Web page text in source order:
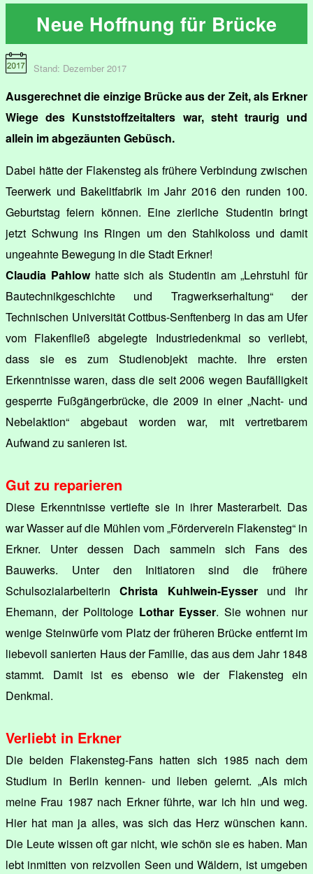
Neue Hoffnung für Brücke
Stand: Dezember 2017
Ausgerechnet die einzige Brücke aus der Zeit, als Erkner
Wiege des Kunststoffzeitalters war, steht traurig und
allein im abgezäunten Gebüsch.
Dabei hätte der Flakensteg als frühere Verbindung zwischen
Teerwerk und Bakelitfabrik im Jahr 2016 den runden 100.
Geburtstag feiern können. Eine zierliche Studentin bringt
jetzt Schwung ins Ringen um den Stahlkoloss und damit
ungeahnte Bewegung in die Stadt Erkner!
Claudia Pahlowhatte sich als Studentin am „Lehrstuhl für
Bautechnikgeschichte und Tragwerkserhaltung“ der
Technischen Universität Cottbus-Senftenberg in das am Ufer
vom Flakenfließ abgelegte Industriedenkmal so verliebt,
dass sie es zum Studienobjekt machte. Ihre ersten
Erkenntnisse waren, dass die seit 2006 wegen Baufälligkeit
gesperrte Fußgängerbrücke, die 2009 in einer „Nacht- und
Nebelaktion“ abgebaut worden war, mit vertretbarem
Aufwand zu sanieren ist.
Gut zu reparieren
Diese Erkenntnisse vertiefte sie in ihrer Masterarbeit. Das
war Wasser auf die Mühlen vom „Förderverein Flakensteg“ in
Erkner. Unter dessen Dach sammeln sich Fans des
Bauwerks. Unter den Initiatoren sind die frühere
SchulsozialarbeiterinChrista Kuhlwein-Eysserund ihr
Ehemann, der Politologe Lothar Eysser. Sie wohnen nur
wenige Steinwürfe vom Platz der früheren Brücke entfernt im
liebevoll sanierten Haus der Familie, das aus dem Jahr 1848
stammt. Damit ist es ebenso wie der Flakensteg ein
Denkmal.
Verliebt in Erkner
Die beiden Flakensteg-Fans hatten sich 1985 nach dem
Studium in Berlin kennen- und lieben gelernt. „Als mich
meine Frau 1987 nach Erkner führte, war ich hin und weg.
Hier hat man ja alles, was sich das Herz wünschen kann.
Die Leute wissen oft gar nicht, wie schön sie es haben. Man
lebt inmitten von reizvollen Seen und Wäldern, ist umgeben